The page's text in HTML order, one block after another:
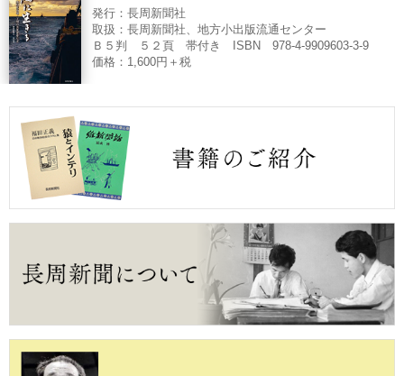
発行：長周新聞社
取扱：長周新聞社、地方小出版流通センター
Ｂ５判 ５２頁 帯付き ISBN 978-4-9909603-3-9
価格：1,600円＋税